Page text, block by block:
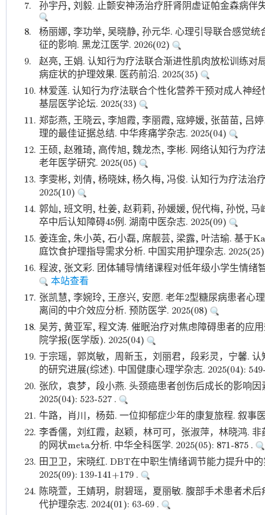
7.
孙宇丹, 刘毅. 止颤安神汤治疗肝肾阴虚证帕金森病伴
8.
杨丽娜, 李功举, 吴晓静, 孙元华. 心理引导联合感觉
征的影响. 黑龙江医学. 2026(02)
9.
赵亮, 王娟. 认知行为疗法联合渐进性肌肉放松训练对
病症状的护理效果. 医药前沿. 2025(35)
10. 林爱莲. 认知行为疗法联合个性化营养干预对成人神
基层医学论坛. 2025(33)
11. 郑彭燕, 王晓云, 李旭霞, 李丽霞, 寇婷媛, 张苗苗, 吕
理的最佳证据总结. 中华疼痛学杂志. 2025(04)
12. 王硕, 赵雅琦, 高传旭, 魏龙杰, 李彬. 网络认知行为疗
老年医学研究. 2025(05)
13. 李雯彬, 刘倩, 杨晓妹, 杨久梅, 冯俊. 认知行为疗法治
2025(10)
14. 郭灿, 班文明, 杜姜, 赵莉莉, 孙媛媛, 倪代梅, 孙悦, 马
卒中后认知障碍45例. 湖南中医杂志. 2025(09)
15. 姜连金, 朱小英, 石小磊, 席靓芸, 梁露, 叶洁瑜. 基于
庭饮食护理指导需求分析. 中国实用护理杂志.
16. 程波, 张文彩. 团体辅导情绪课程对低年级小学生情绪
本站查看
17. 张凯慧, 李婉玲, 王彦兴, 安愿. 老年2型糖尿病患者心
离间的中介效应分析. 预防医学. 2025(08)
18. 吴芳, 黄亚军, 程文涛. 催眠治疗对焦虑障碍患者的应
院学报(医学版). 2025(04)
19. 于宗瑶，郭岚敏，周新玉，刘丽君，段彩灵，宁馨.
的研究进展(综述). 中国健康心理学杂志. 2025(04):
20. 张欣，袁梦，段小燕. 头颈癌患者创伤后成长的影响
2025(04): 523-527 .
21. 牛路，肖川，杨茹. 一位抑郁症少年的康复旅程. 叙事
22. 李香儒，刘红霞，赵颖，林可可，张淑萍，林晓鸿.
的网状meta分析. 中华全科医学. 2025(05): 871-875 .
23. 田卫卫，宋晓红. DBT在中职生情绪调节能力提升中
2025(09): 139-141+179 .
24. 陈晓萱，王婧玥，尉碧瑶，夏丽敏. 腹部手术患者术
代护理杂志. 2024(01): 63-69 .